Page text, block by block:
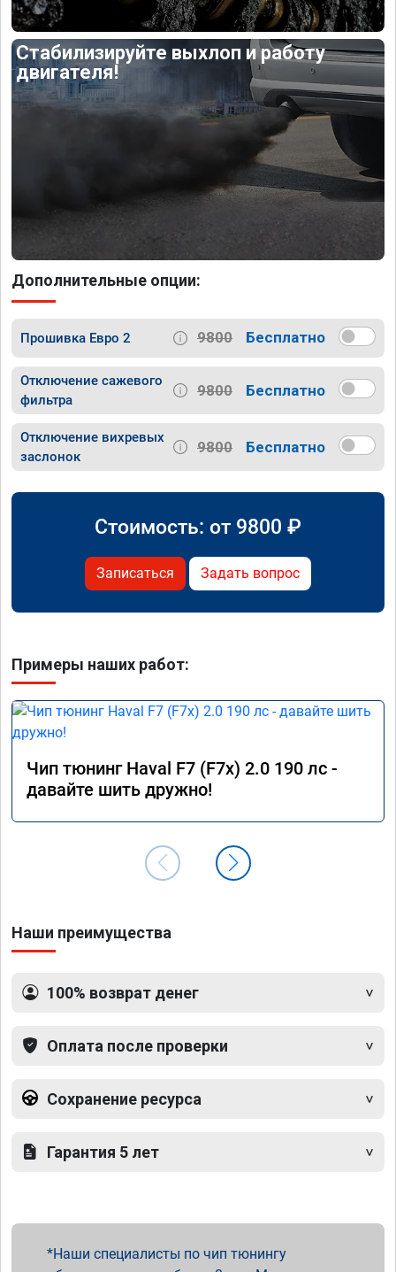
Стабилизируйте выхлоп и работу
двигателя!
Дополнительные опции:
Прошивка Евро 2 9800 Бесплатно
Отключение сажевого
фильтра
9800 Бесплатно
Отключение вихревых
заслонок
9800 Бесплатно
Стоимость: от 9800 ₽
Записаться Задать вопрос
Примеры наших работ:
Чип тюнинг Haval F7 (F7x) 2.0 190 лс -
давайте шить дружно!
Наши преимущества
100% возврат денег
Оплата после проверки
Сохранение ресурса
Гарантия 5 лет
Наши специалисты по чип тюнингу